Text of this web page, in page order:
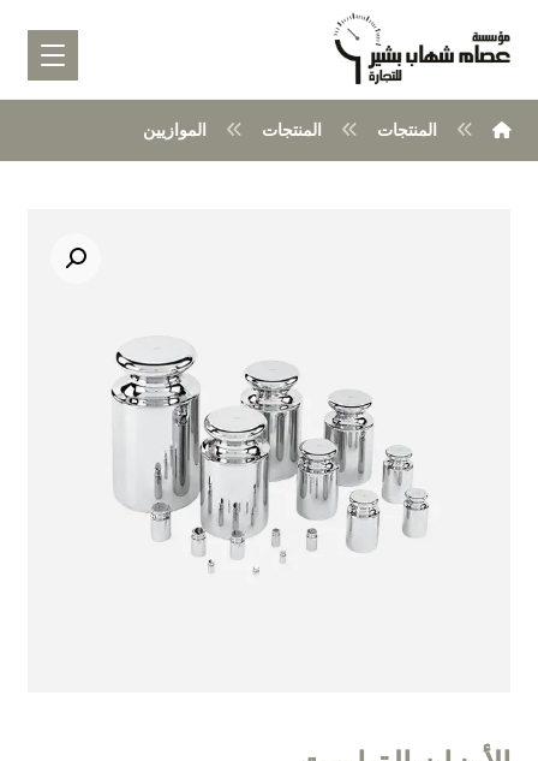
المنتجات المنتجات الموازيين